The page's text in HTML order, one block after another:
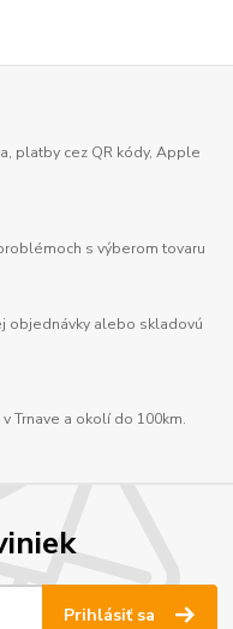
platby cez QR kódy, Apple
s výberom tovaru
objednávky alebo skladovú
Trnave a okolí do 100km.
Prihlásiť sa